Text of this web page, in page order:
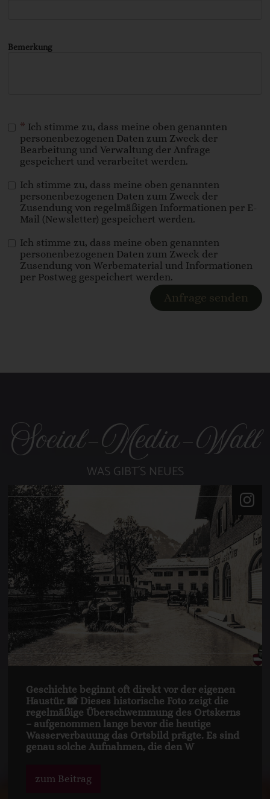
Bemerkung
* Ich stimme zu, dass meine oben genannten
personenbezogenen Daten zum Zweck der
Bearbeitung und Verwaltung der Anfrage
gespeichert und verarbeitet werden.
Ich stimme zu, dass meine oben genannten
personenbezogenen Daten zum Zweck der
Zusendung von regelmäßigen Informationen per E-
Mail (Newsletter) gespeichert werden.
Ich stimme zu, dass meine oben genannten
personenbezogenen Daten zum Zweck der
Zusendung von Werbematerial und Informationen
per Postweg gespeichert werden.
Anfrage senden
Social-Media-Wall
WAS GIBT´S NEUES
Geschichte beginnt oft direkt vor der eigenen
Haustür. 📸 Dieses historische Foto zeigt die
regelmäßige Überschwemmung des Ortskerns
– aufgenommen lange bevor die heutige
Wasserverbauung das Ortsbild prägte. Es sind
genau solche Aufnahmen, die den W
zum Beitrag